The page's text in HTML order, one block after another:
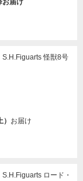
お届け
怪獣8号
お届け
ロード・